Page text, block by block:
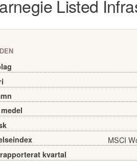
Listed
MSCI
kvartal